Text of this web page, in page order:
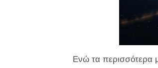
Ενώ τα περισσότερα